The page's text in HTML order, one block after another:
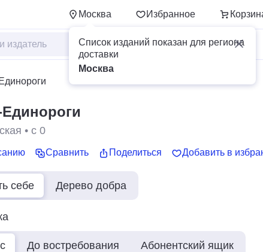
Москва Избранное
Список изданий показан для региона
доставки
Москва
Для бизнеса
• с 0
Сравнить Поделиться Добавить в
себе Дерево добра
До востребования Абонентский ящик